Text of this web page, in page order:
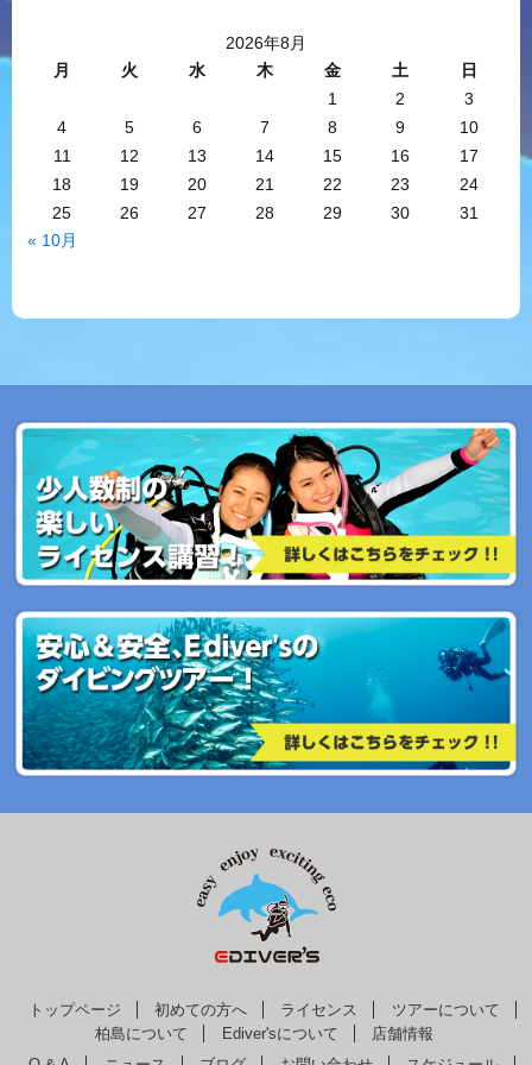
2026年8月
月
火 水 木 金 土
日
1
2
3
4
5 6 7 8 9
10
11
12 13 14 15 16
17
18
19 20 21 22 23
24
25
26 27 28 29 30
31
« 10月
トップページ 初めての方へ ライセンス
ツアーについて
柏島について
Ediver'sについて
店舗情報